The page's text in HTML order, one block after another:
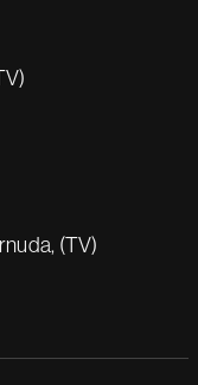
(TV)